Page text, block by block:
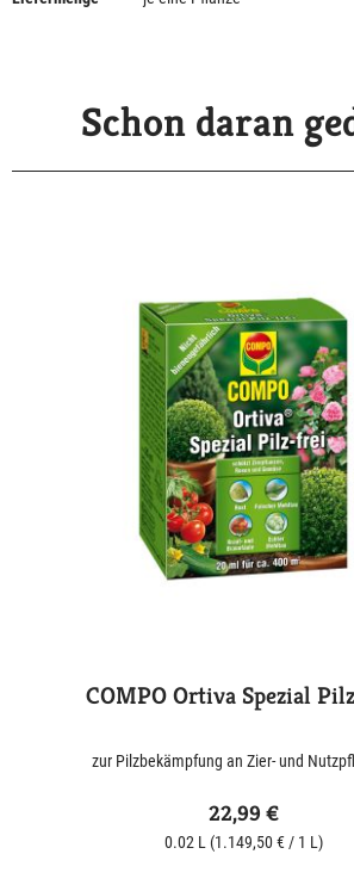
Schon daran
COMPO Ortiva Spezial
zur Pilzbekämpfung an Zier- und
22,99 €
0.02 L (1.149,50 € / 1 L)